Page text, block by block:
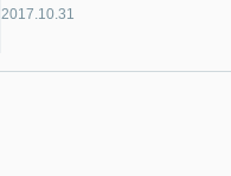
2017.10.31